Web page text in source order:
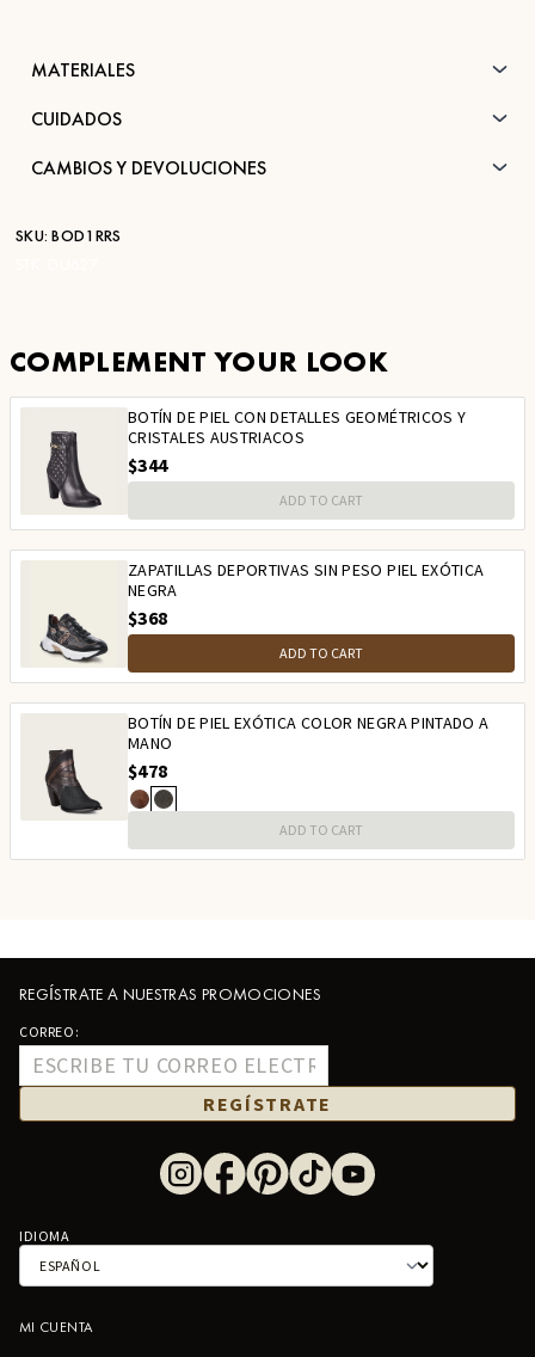
MATERIALES
CUIDADOS
CAMBIOS Y DEVOLUCIONES
SKU: BOD1RRS
COMPLEMENT YOUR LOOK
BOTÍN DE PIEL CON DETALLES GEOMÉTRICOS Y
CRISTALES AUSTRIACOS
$344
ADD TO CART
ZAPATILLAS DEPORTIVAS SIN PESO PIEL EXÓTICA
NEGRA
$368
ADD TO CART
BOTÍN DE PIEL EXÓTICA COLOR NEGRA PINTADO A
MANO
$478
ADD TO CART
REGÍSTRATE A NUESTRAS PROMOCIONES
CORREO:
REGÍSTRATE
IDIOMA
MI CUENTA